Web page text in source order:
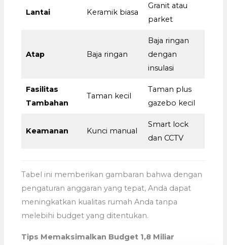
Lantai Keramik biasa
Granit atau
parket
Atap Baja ringan
Baja ringan
dengan
insulasi
Fasilitas
Tambahan
Taman kecil
Taman plus
gazebo kecil
Keamanan Kunci manual
Smart lock
dan CCTV
Tabel ini memberikan gambaran bahwa dengan
pengaturan anggaran yang tepat, Anda dapat
meningkatkan kualitas rumah Anda tanpa
melebihi budget yang ditentukan.
Tips Memaksimalkan Budget 1,8 Miliar